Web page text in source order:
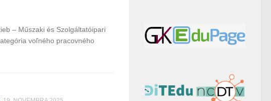
– Műszaki és Szolgáltatóipari
voľného pracovného